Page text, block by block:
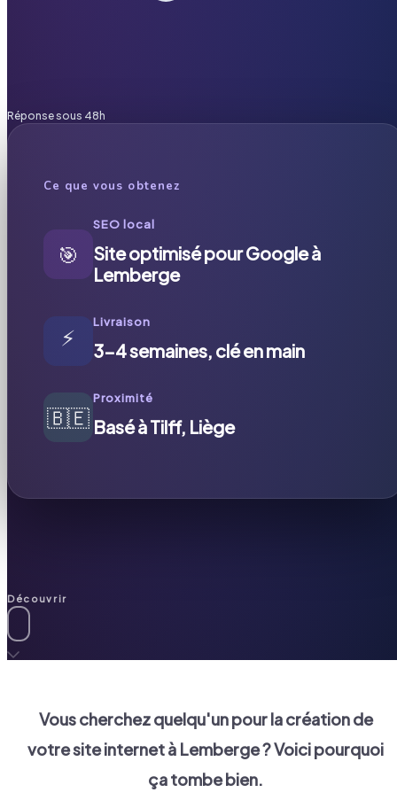
Réponse sous 48h
Ce que vous obtenez
🎯
SEO local
Site optimisé pour Google à
Lemberge
⚡
Livraison
3-4 semaines, clé en main
🇧🇪
Proximité
Basé à Tilff, Liège
Découvrir
Vous cherchez quelqu'un pour la création de
votre site internet à Lemberge? Voici pourquoi
ça tombe bien.